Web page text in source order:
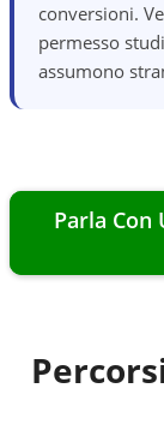
conversioni.
permesso
assumono
Parla